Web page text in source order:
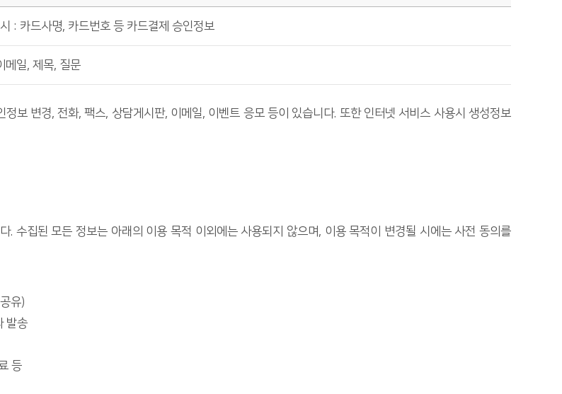
: 카드사명, 카드번호 등 카드결제 승인정보
메일, 제목, 질문
보 변경, 전화, 팩스, 상담게시판, 이메일, 이벤트 응모 등이 있습니다. 또한 인터넷 서비스 사용시 생성정보
. 수집된 모든 정보는 아래의 이용 목적 이외에는 사용되지 않으며, 이용 목적이 변경될 시에는 사전 동의를
유)
발송
등